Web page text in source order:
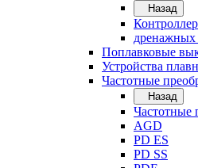
Назад
дренажных
Поплавковые
Устройства
Частотные
Назад
Частотные
AGD
PD ES
PD SS